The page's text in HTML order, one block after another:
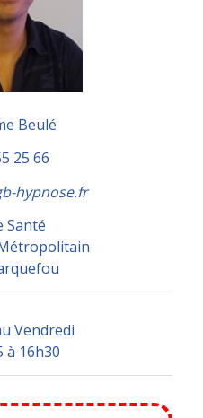
Beulé
25 66
hypnose.fr
Santé
Vendredi
à 16h30